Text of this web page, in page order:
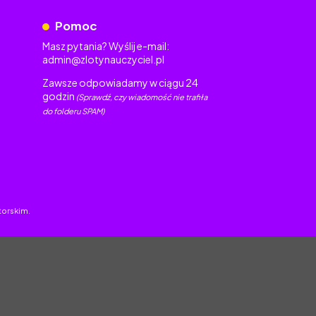
Pomoc
Masz pytania? Wyślij e-mail:
admin@zlotynauczyciel.pl
Zawsze odpowiadamy w ciągu 24
godzin (Sprawdź, czy wiadomość nie trafiła
do folderu SPAM)